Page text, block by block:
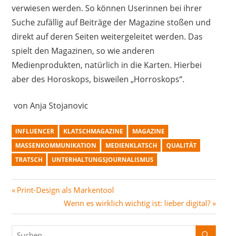
verwiesen werden. So können Userinnen bei ihrer
Suche zufällig auf Beiträge der Magazine stoßen und
direkt auf deren Seiten weitergeleitet werden. Das
spielt den Magazinen, so wie anderen
Medienprodukten, natürlich in die Karten. Hierbei
aber des Horoskops, bisweilen „Horroskops“.
von Anja Stojanovic
INFLUENCER KLATSCHMAGAZINE
MAGAZINE
MASSENKOMMUNIKATION
MEDIENKLATSCH
QUALITÄT
TRATSCH
UNTERHALTUNGSJOURNALISMUS
Beitragsnavigation
Vorheriger
Print-Design als Markentool
Nächster
Beitrag:
Wenn es wirklich wichtig ist: lieber digital?